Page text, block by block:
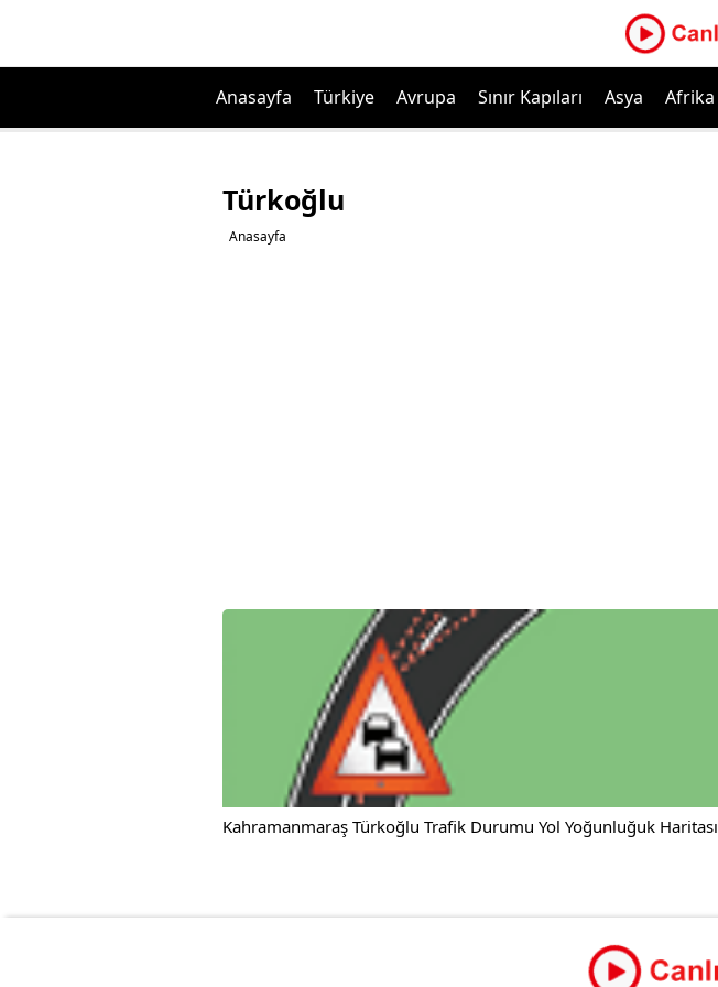
Anasayfa Türkiye Avrupa Sınır Kapıları Asya Afrika
Türkoğlu
Anasayfa
Kahramanmaraş Türkoğlu Trafik Durumu Yol Yoğunluğuk Haritası